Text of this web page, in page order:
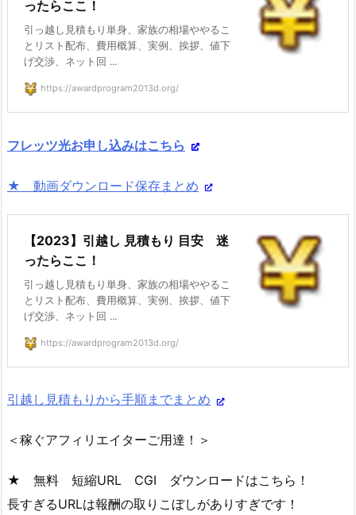
ったらここ！
引っ越し見積もり単身、家族の相場ややるこ
とリスト配布、費用概算、実例、挨拶、値下
げ交渉、ネット回 ...
https://awardprogram2013d.org/
フレッツ光お申し込みはこちら
★ 動画ダウンロード保存まとめ
【2023】引越し 見積もり 目安 迷
ったらここ！
引っ越し見積もり単身、家族の相場ややるこ
とリスト配布、費用概算、実例、挨拶、値下
げ交渉、ネット回 ...
https://awardprogram2013d.org/
引越し見積もりから手順までまとめ
＜稼ぐアフィリエイターご用達！＞
★ 無料 短縮URL CGI ダウンロードはこちら！
長すぎるURLは報酬の取りこぼしがありすぎです！